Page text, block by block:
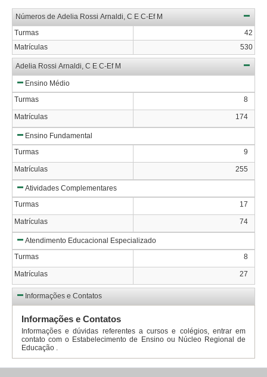
Números de Adelia Rossi Arnaldi, C E C-Ef M
Turmas
42
Matrículas
530
Adelia Rossi Arnaldi, C E C-Ef M
Ensino Médio
Turmas
8
Matrículas 174
Ensino Fundamental
Turmas
9
Matrículas 255
Atividades Complementares
Turmas
17
Matrículas 74
Atendimento Educacional Especializado
Turmas
8
Matrículas 27
Informações e Contatos
Informações e Contatos
Informações e dúvidas referentes a cursos e colégios, entrar em
contato com o Estabelecimento de Ensino ou Núcleo Regional de
Educação .